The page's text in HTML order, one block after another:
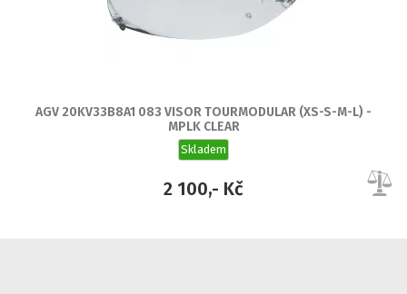
AGV 20KV33B8A1 083 VISOR TOURMODULAR (XS-S-M-L) -
MPLK CLEAR
Skladem
2 100,- Kč